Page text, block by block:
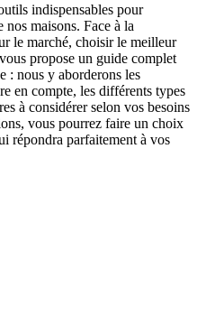
indispensables pour
maisons. Face à la
le marché, choisir le meilleur
propose un guide complet
: nous y aborderons les
en compte, les différents types
à considérer selon vos besoins
vous pourrez faire un choix
répondra parfaitement à vos